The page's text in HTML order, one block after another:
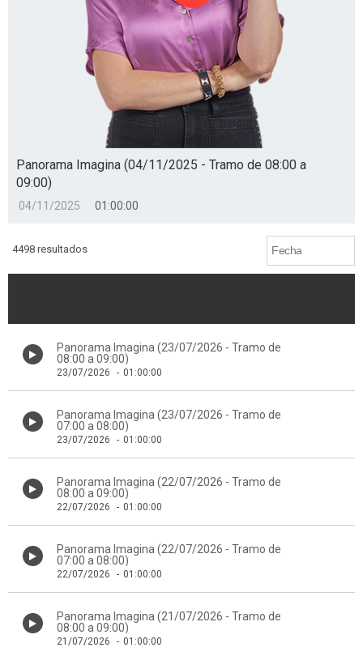
Panorama Imagina (04/11/2025 - Tramo de 08:00 a
09:00)
04/11/2025 01:00:00
4498 resultados
Panorama Imagina (23/07/2026 - Tramo de
08:00 a 09:00)
23/07/2026 - 01:00:00
Panorama Imagina (23/07/2026 - Tramo de
07:00 a 08:00)
23/07/2026 - 01:00:00
Panorama Imagina (22/07/2026 - Tramo de
08:00 a 09:00)
22/07/2026 - 01:00:00
Panorama Imagina (22/07/2026 - Tramo de
07:00 a 08:00)
22/07/2026 - 01:00:00
Panorama Imagina (21/07/2026 - Tramo de
08:00 a 09:00)
21/07/2026 - 01:00:00